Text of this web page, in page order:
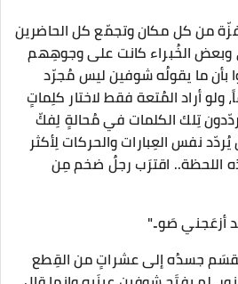
من كل مكان وتجمّع كل الحاضرين
الخُبراء كانت على وجوهِهم
بأن ما يقولُه شوفين ليس مُجرّد
ولو أراد المُتعة فقط لاختار كلِماتٍ
تِلك الكلمات في مُحالةٍ لِفكّ
نفس العِبارات والحركات لِأكثر
اقترَب رجلٌ ضخم مِن
أزعَجني صَو.."
جسدُه إلى عشراتٍ من القِطع